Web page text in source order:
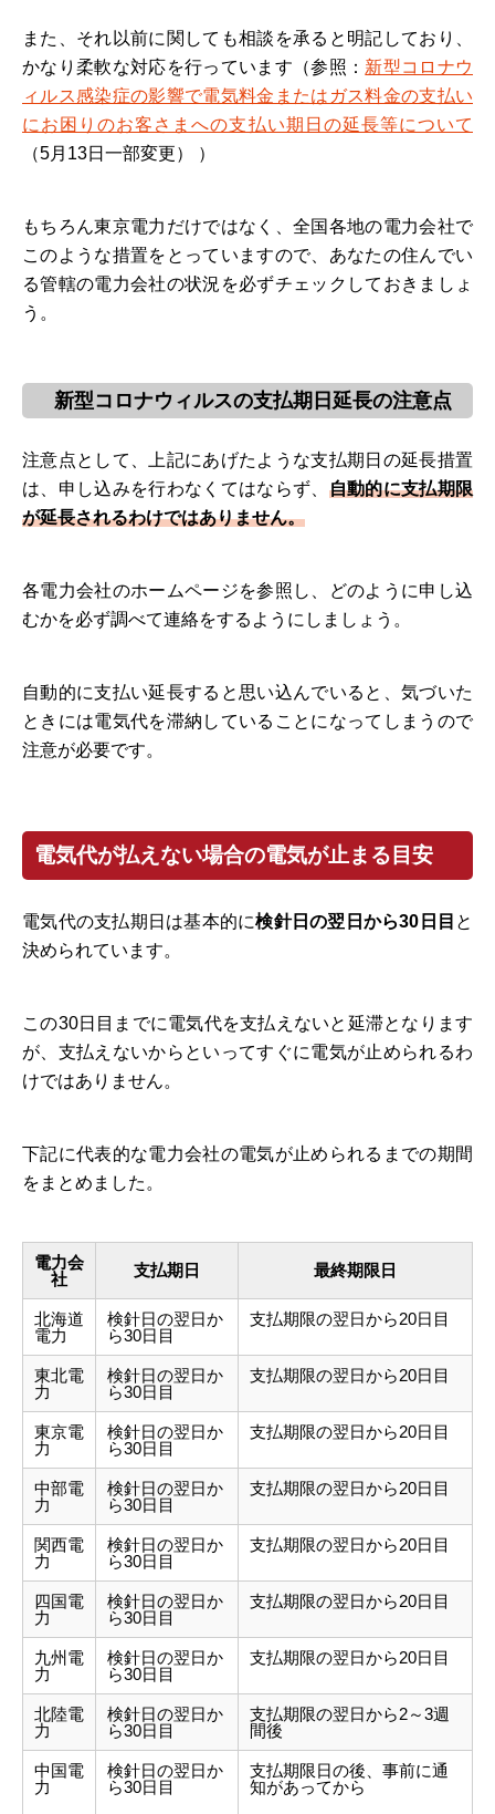
また、それ以前に関しても相談を承ると明記しており、
かなり柔軟な対応を行っています（参照： 新型コロナウ
ィルス感染症の影響で電気料金またはガス料金の支払い
にお困りのお客さまへの支払い期日の延長等について
（5月13日一部変更） ）
もちろん東京電力だけではなく、全国各地の電力会社で
このような措置をとっていますので、あなたの住んでい
る管轄の電力会社の状況を必ずチェックしておきましょ
う。
新型コロナウィルスの支払期日延長の注意点
注意点として、上記にあげたような支払期日の延長措置
は、申し込みを行わなくてはならず、 自動的に支払期限
が延長されるわけではありません。
各電力会社のホームページを参照し、どのように申し込
むかを必ず調べて連絡をするようにしましょう。
自動的に支払い延長すると思い込んでいると、気づいた
ときには電気代を滞納していることになってしまうので
注意が必要です。
電気代が払えない場合の電気が止まる目安
電気代の支払期日は基本的に検針日の翌日から30日目 と
決められています。
この30日目までに電気代を支払えないと延滞となります
が、支払えないからといってすぐに電気が止められるわ
けではありません。
下記に代表的な電力会社の電気が止められるまでの期間
をまとめました。
電力会
社
支払期日 最終期限日
北海道
電力
検針日の翌日か
ら30日目
支払期限の翌日から20日目
東北電
力
検針日の翌日か
ら30日目
支払期限の翌日から20日目
東京電
力
検針日の翌日か
ら30日目
支払期限の翌日から20日目
中部電
力
検針日の翌日か
ら30日目
支払期限の翌日から20日目
関西電
力
検針日の翌日か
ら30日目
支払期限の翌日から20日目
四国電
力
検針日の翌日か
ら30日目
支払期限の翌日から20日目
九州電
力
検針日の翌日か
ら30日目
支払期限の翌日から20日目
北陸電
力
検針日の翌日か
ら30日目
支払期限の翌日から2～3週
間後
中国電
力
検針日の翌日か
ら30日目
支払期限日の後、事前に通
知があってから